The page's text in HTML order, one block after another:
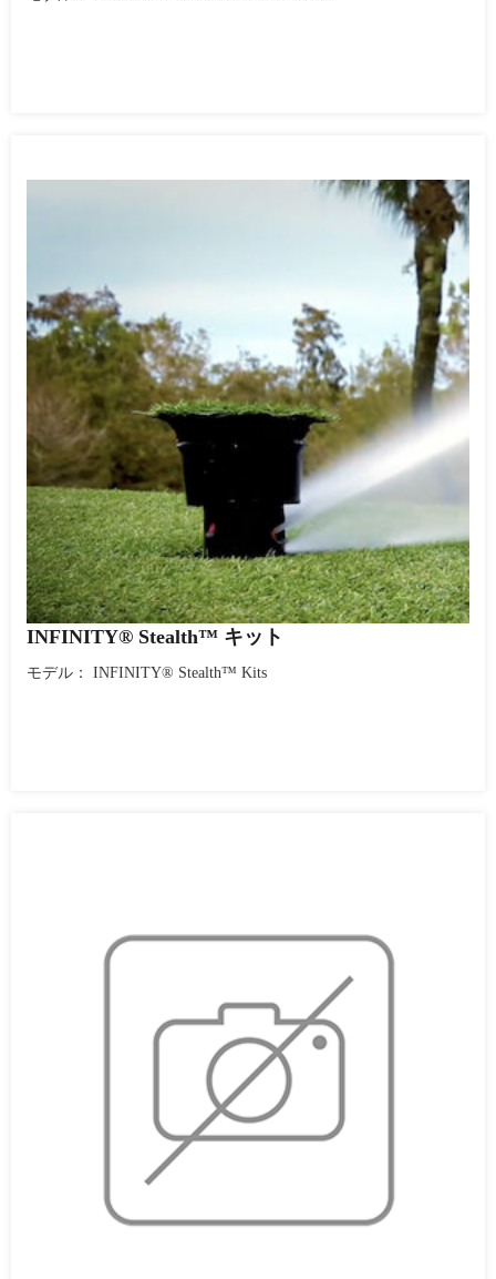
INFINITY® Stealth™ キット
モデル： INFINITY® Stealth™ Kits